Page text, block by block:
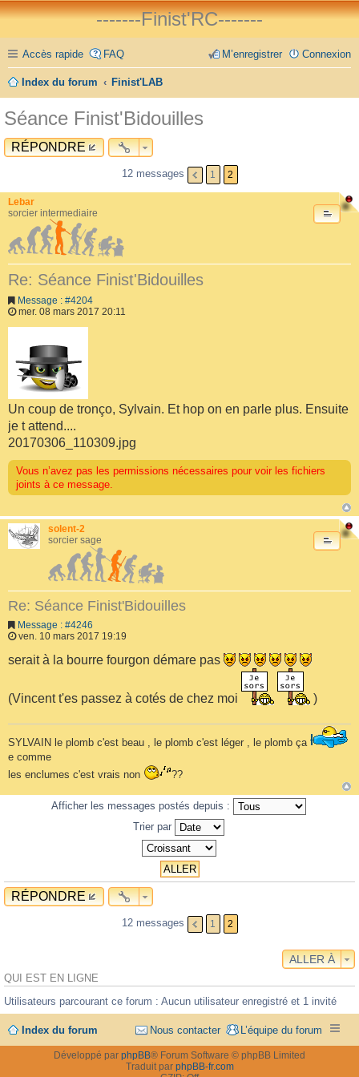
-------Finist'RC-------
Accès rapide FAQ Connexion
M’enregistrer
Index du forum Finist'LAB
Séance Finist'Bidouilles
RÉPONDRE
12 messages 1 2
Lebar
sorcier intermediaire
Re: Séance Finist'Bidouilles
Message : #4204
mer. 08 mars 2017 20:11
Un coup de tronço, Sylvain. Et hop on en parle plus. Ensuite
je t attend....
20170306_110309.jpg
Vous n’avez pas les permissions nécessaires pour voir les fichiers
joints à ce message.
solent-2
sorcier sage
Re: Séance Finist'Bidouilles
Message : #4246
ven. 10 mars 2017 19:19
serait à la bourre fourgon démare pas
(Vincent t'es passez à cotés de chez moi )
SYLVAIN le plomb c'est beau , le plomb c'est léger , le plomb ça
e comme
les enclumes c'est vrais non
??
Afficher les messages postés depuis :
Trier par
RÉPONDRE
12 messages 1 2
ALLER À
QUI EST EN LIGNE
Utilisateurs parcourant ce forum : Aucun utilisateur enregistré et 1 invité
Index du forum L’équipe du forum
Nous contacter
Développé par phpBB® Forum Software © phpBB Limited
Traduit par phpBB-fr.com